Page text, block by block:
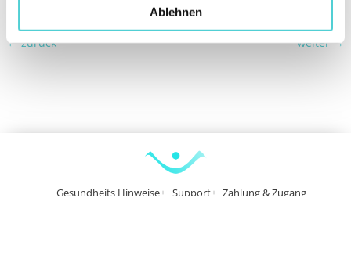
Ablehnen
←zurück weiter→
Gesundheits Hinweise Support
Zahlung & Zugang